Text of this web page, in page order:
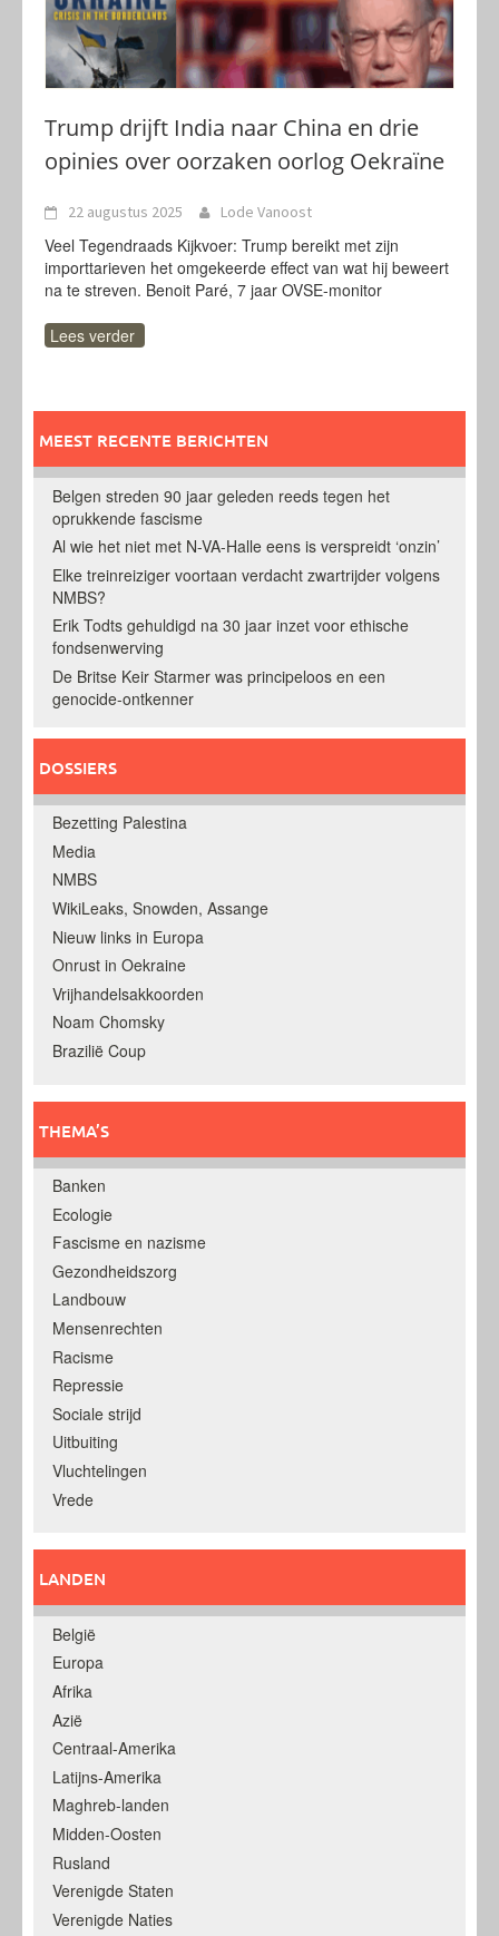
Trump drijft India naar China en drie
opinies over oorzaken oorlog Oekraïne
22 augustus 2025 Lode Vanoost
Veel Tegendraads Kijkvoer: Trump bereikt met zijn
importtarieven het omgekeerde effect van wat hij beweert
na te streven. Benoit Paré, 7 jaar OVSE-monitor
Lees verder
MEEST RECENTE BERICHTEN
Belgen streden 90 jaar geleden reeds tegen het
oprukkende fascisme
Al wie het niet met N-VA-Halle eens is verspreidt ‘onzin’
Elke treinreiziger voortaan verdacht zwartrijder volgens
NMBS?
Erik Todts gehuldigd na 30 jaar inzet voor ethische
fondsenwerving
De Britse Keir Starmer was principeloos en een
genocide-ontkenner
DOSSIERS
Bezetting Palestina
Media
NMBS
WikiLeaks, Snowden, Assange
Nieuw links in Europa
Onrust in Oekraine
Vrijhandelsakkoorden
Noam Chomsky
Brazilië Coup
THEMA’S
Banken
Ecologie
Fascisme en nazisme
Gezondheidszorg
Landbouw
Mensenrechten
Racisme
Repressie
Sociale strijd
Uitbuiting
Vluchtelingen
Vrede
LANDEN
België
Europa
Afrika
Azië
Centraal-Amerika
Latijns-Amerika
Maghreb-landen
Midden-Oosten
Rusland
Verenigde Staten
Verenigde Naties